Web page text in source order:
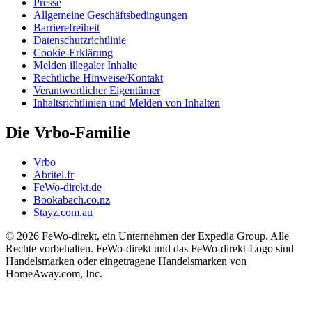
Allgemeine Geschäftsbedingungen
Barrierefreiheit
Datenschutzrichtlinie
Cookie-Erklärung
Melden illegaler Inhalte
Rechtliche Hinweise/Kontakt
Verantwortlicher Eigentümer
Inhaltsrichtlinien und Melden von Inhalten
Die Vrbo-Familie
Vrbo
Abritel.fr
FeWo-direkt.de
Bookabach.co.nz
Stayz.com.au
© 2026 FeWo-direkt, ein Unternehmen der Expedia Group. Alle
Rechte vorbehalten. FeWo-direkt und das FeWo-direkt-Logo sind
Handelsmarken oder eingetragene Handelsmarken von
HomeAway.com, Inc.